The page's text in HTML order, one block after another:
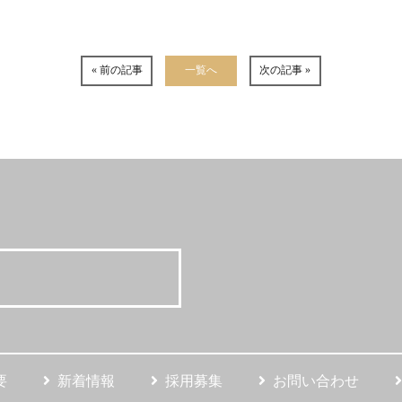
« 前の記事 一覧へ 次の記事 »
新着情報 採用募集 お問い合わせ